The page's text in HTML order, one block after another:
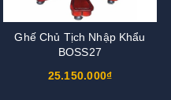
Ghế Chủ Tịch Nhập Khẩu
BOSS27
25.150.000₫